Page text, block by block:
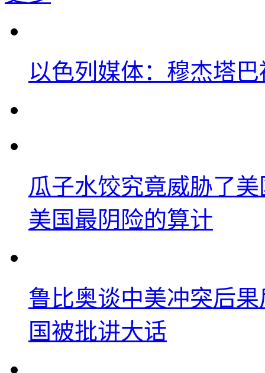
以色列媒体：穆杰塔
瓜子水饺究竟威胁了
美国最阴险的算计
鲁比奥谈中美冲突后
国被批讲大话